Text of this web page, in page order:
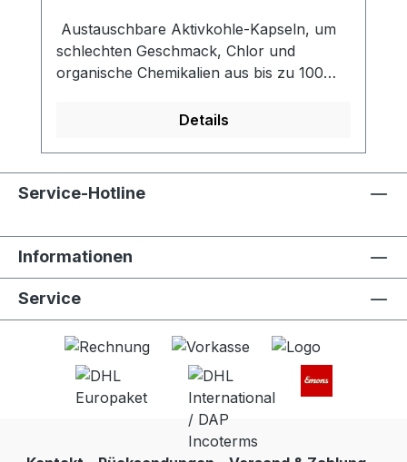
Austauschbare Aktivkohle-Kapseln, um
schlechten Geschmack, Chlor und
organische Chemikalien aus bis zu 100
reduziert Chlor, organische chemische
den Geschmack - Erfüllt den NSF 42-
Kompatibel mit LifeStraw Go (alle
Filterleistung- Aktivkohlekapseln in
Lebensmittelqualität - Einfach
auszutauschen- 2 Stck. pro
Details
Service-Hotline
Informationen
Service